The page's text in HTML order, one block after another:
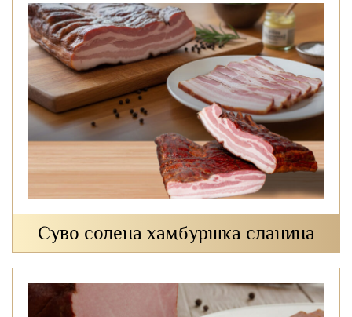
Суво солена хамбуршка сланина